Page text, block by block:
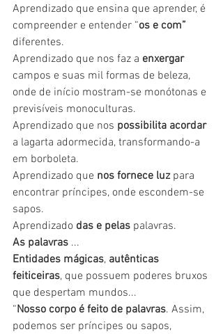
Aprendizado que ensina que aprender, é
compreender e entender “os e com”
diferentes.
Aprendizado que nos faz a enxergar
campos e suas mil formas de beleza,
onde de início mostram-se monótonas e
previsíveis monoculturas.
Aprendizado que nos possibilita acordar
a lagarta adormecida, transformando-a
em borboleta.
Aprendizado que nos fornece luz para
encontrar príncipes, onde escondem-se
sapos.
Aprendizado das e pelas palavras.
As palavras ...
Entidades mágicas, autênticas
feiticeiras, que possuem poderes bruxos
que despertam mundos...
“Nosso corpo é feito de palavras. Assim,
podemos ser príncipes ou sapos,